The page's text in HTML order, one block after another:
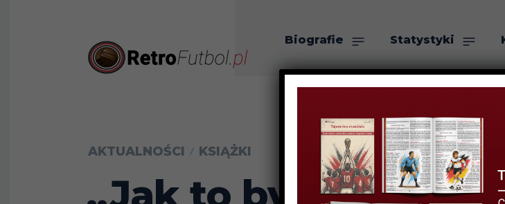
Biografie Statystyki
O nas
AKTUALNOŚCI KSIĄŻKI
„Jak to było